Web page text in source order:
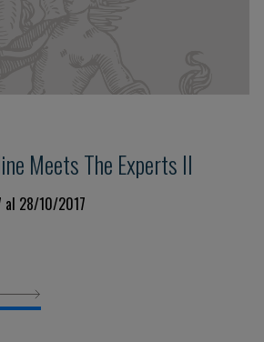
Meets The Experts II
al 28/10/2017